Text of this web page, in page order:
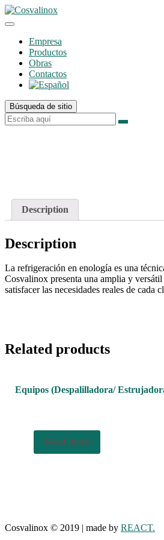
Empresa
Productos
Obras
Contactos
Búsqueda de sitio
Description
Description
La refrigeración en enología es una
Cosvalinox presenta una amplia y
satisfacer las necesidades reales de cada
Related products
Equipos (Despalilladora/
Read more
Cosvalinox © 2019 | made by REACT.